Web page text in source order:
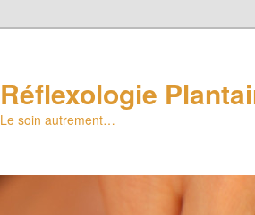
Réflexologie
Le soin autrement…